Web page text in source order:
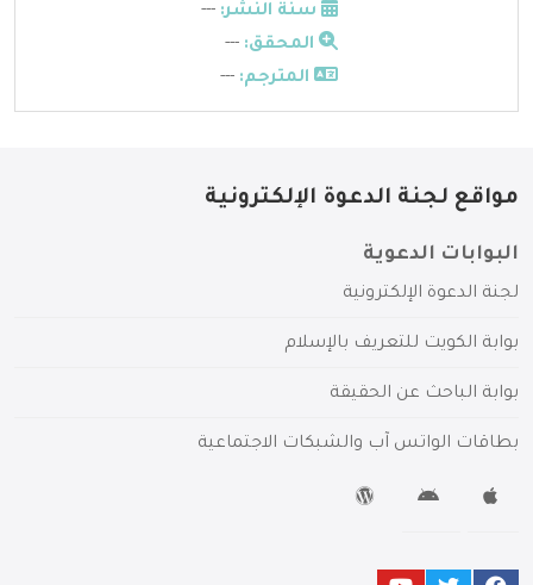
سنة النشر: ---
المحقق: ---
المترجم: ---
مواقع لجنة الدعوة الإلكترونية
البوابات الدعوية
لجنة الدعوة الإلكترونية
بوابة الكويت للتعريف بالإسلام
بوابة الباحث عن الحقيقة
بطاقات الواتس آب والشبكات الاجتماعية